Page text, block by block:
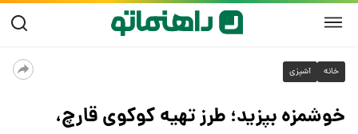
خانه آشپزی
خوشمزه بپزید؛ طرز تهیه کوکوی قارچ،